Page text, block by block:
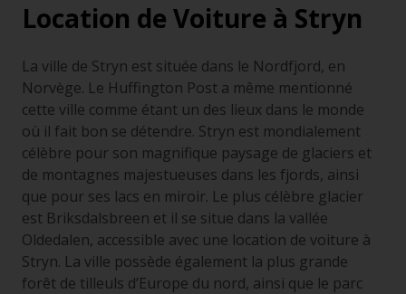
Location de Voiture à Stryn
La ville de Stryn est située dans le Nordfjord, en
Norvège. Le Huffington Post a même mentionné
cette ville comme étant un des lieux dans le monde
où il fait bon se détendre. Stryn est mondialement
célèbre pour son magnifique paysage de glaciers et
de montagnes majestueuses dans les fjords, ainsi
que pour ses lacs en miroir. Le plus célèbre glacier
est Briksdalsbreen et il se situe dans la vallée
Oldedalen, accessible avec une location de voiture à
Stryn. La ville possède également la plus grande
forêt de tilleuls d’Europe du nord, ainsi que le parc